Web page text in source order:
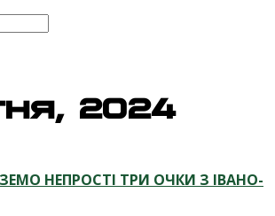
2024
НЕПРОСТІ ТРИ ОЧКИ З ІВАНО-